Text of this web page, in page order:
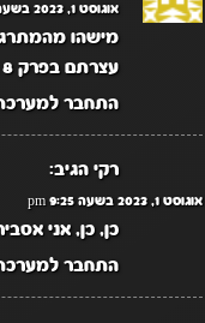
אוגוסט 1, 2023 בשעה 12:38 pm
עצרתם בפרק 8 או 9 ואני ממש אשמח לדעת למה לא יצאו עוד פרקים חדשים. תודה????
התחבר
רקי הגיב:
אוגוסט 1, 2023 בשעה 9:25 pm
כן, כן, אני
התחבר